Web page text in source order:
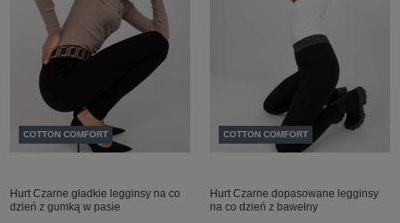
COTTON COMFORT
Hurt Czarne gładkie legginsy na co
dzień z gumką w pasie
COTTON COMFORT
Hurt Czarne dopasowane legginsy
na co dzień z bawełny